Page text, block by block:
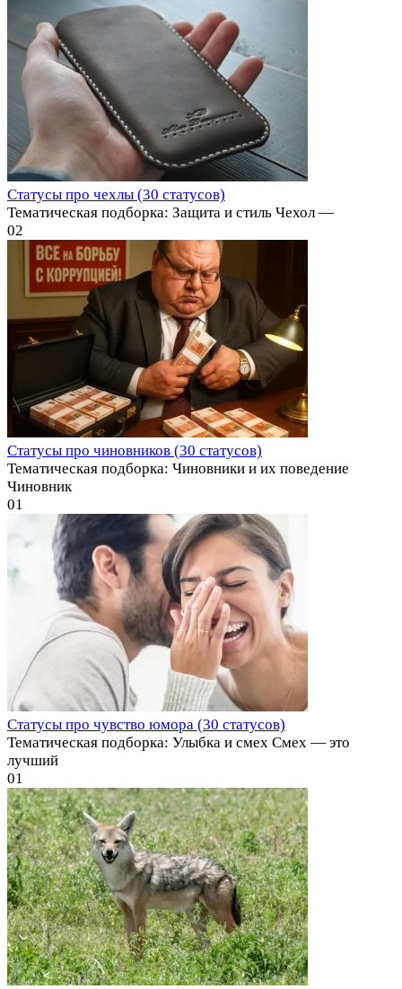
Статусы про чехлы (30 статусов)
Тематическая подборка: Защита и стиль Чехол —
02
Статусы про чиновников (30 статусов)
Тематическая подборка: Чиновники и их поведение
Чиновник
01
Статусы про чувство юмора (30 статусов)
Тематическая подборка: Улыбка и смех Смех — это
лучший
01